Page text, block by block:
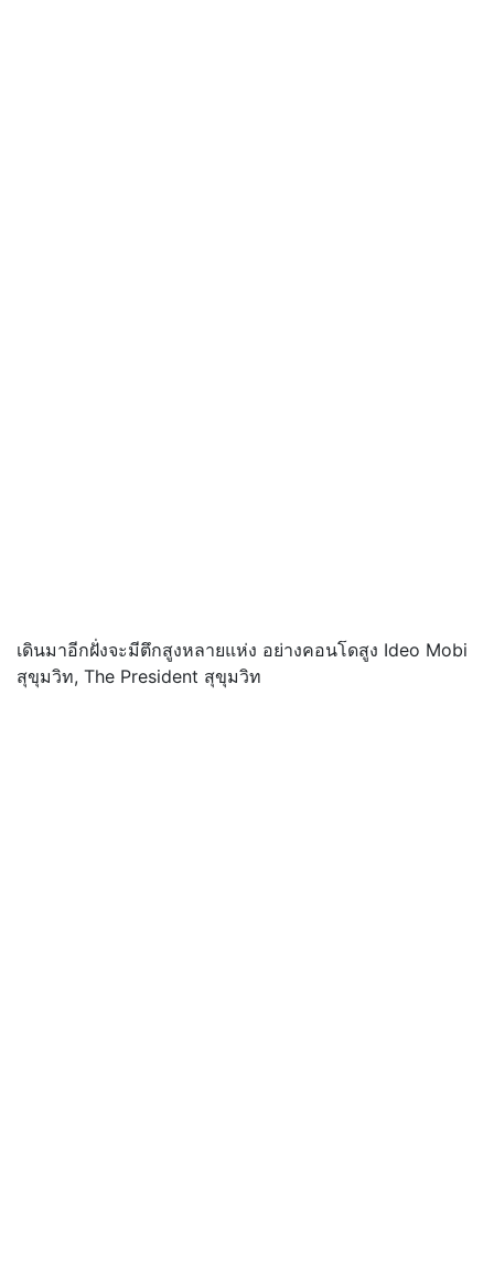
เดินมาอีกฝั่งจะมีตึกสูงหลายแห่ง อย่างคอนโดสูง Ideo Mobi
สุขุมวิท, The President สุขุมวิท